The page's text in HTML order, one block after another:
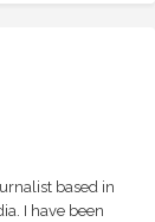
based in
I have been